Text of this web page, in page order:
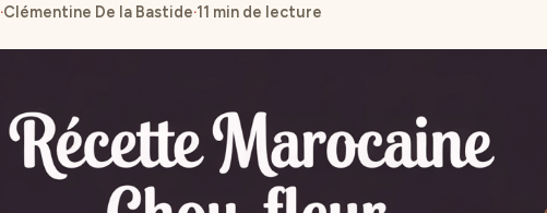
·Clémentine De la Bastide·11 min de lecture